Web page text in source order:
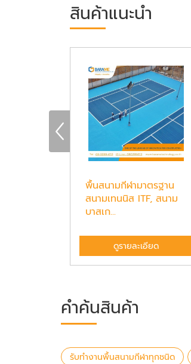
สินค้าแนะนำ
พื้นสนามกีฬามาตรฐาน
สนามเทนนิส ITF, สนาม
บาสเก...
ดูรายละเอียด
คำค้นสินค้า
รับทำงานพื้นสนามกีฬาทุกชนิด